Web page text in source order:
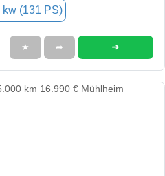
kw (131 PS)
★ ➦ ➜